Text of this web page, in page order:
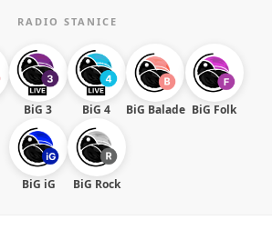
RADIO STANICE
BiG 3 BiG 4 BiG Balade BiG Folk
BiG iG BiG Rock